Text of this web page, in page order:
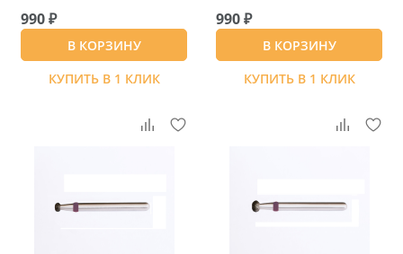
990 ₽
В КОРЗИНУ
КУПИТЬ В 1 КЛИК
990 ₽
В КОРЗИНУ
КУПИТЬ В 1 КЛИК